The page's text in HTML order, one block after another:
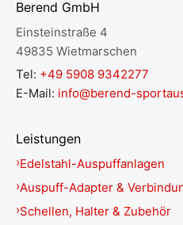
Berend GmbH
Einsteinstraße 4
49835 Wietmarschen
Tel: +49 5908 9342277
E-Mail: info@berend-
Leistungen
Edelstahl-Auspuffanlagen
Auspuff-Adapter &
Schellen, Halter & Zubehör